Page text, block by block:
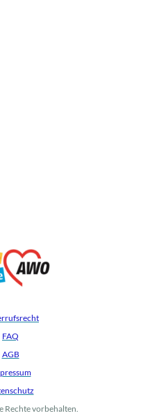
FAQ
AGB
Rechte vorbehalten.